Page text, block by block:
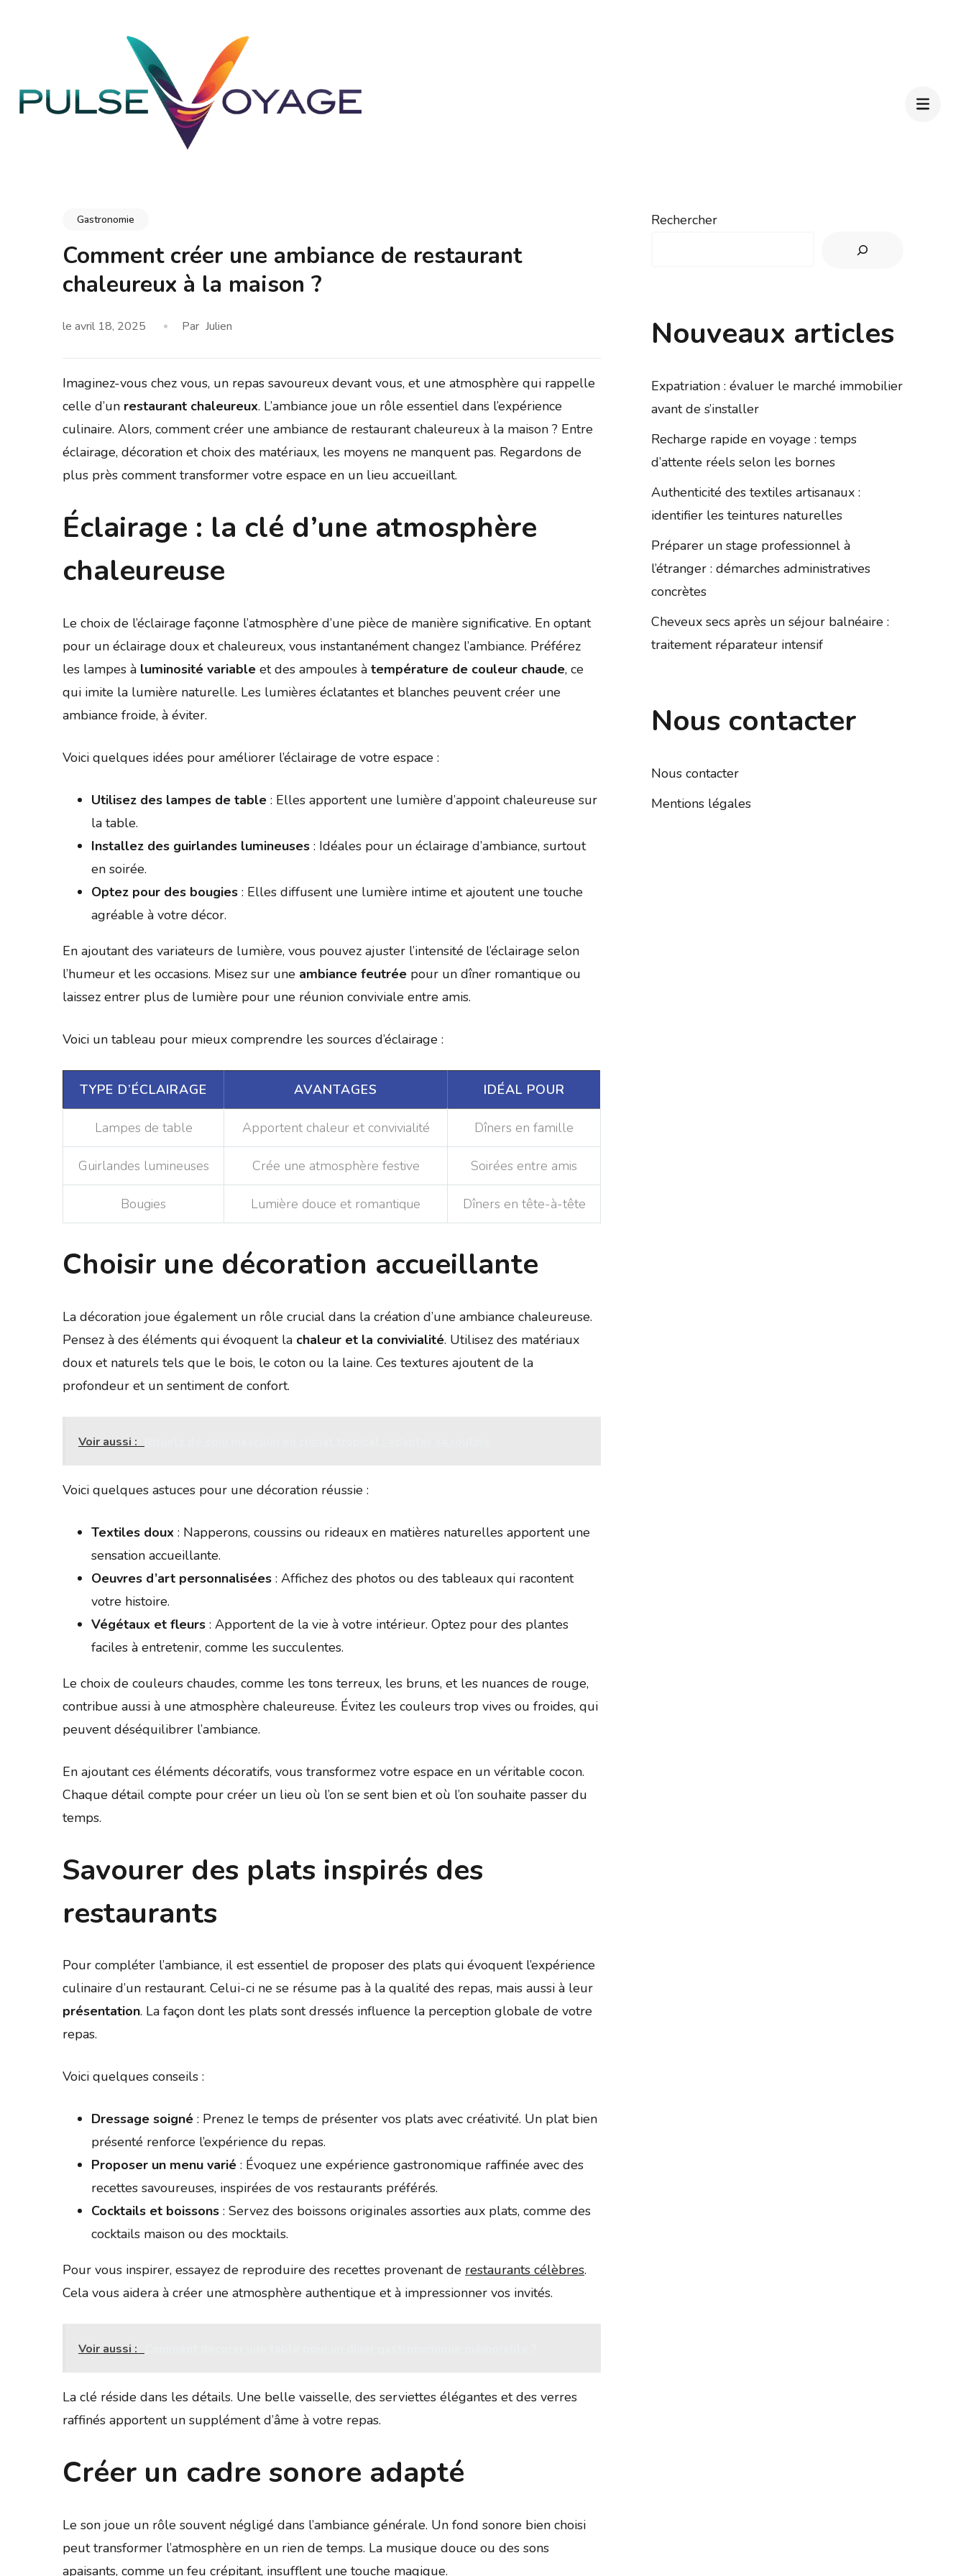
Entrée)
Gastronomie
Comment créer une ambiance de restaurant
chaleureux à la maison ?
le avril 18, 2025 Par Julien
Imaginez-vous chez vous, un repas savoureux devant vous, et une atmosphère qui rappelle
celle d’un restaurant chaleureux. L’ambiance joue un rôle essentiel dans l’expérience
culinaire. Alors, comment créer une ambiance de restaurant chaleureux à la maison ? Entre
éclairage, décoration et choix des matériaux, les moyens ne manquent pas. Regardons de
plus près comment transformer votre espace en un lieu accueillant.
Éclairage : la clé d’une atmosphère
chaleureuse
Le choix de l’éclairage façonne l’atmosphère d’une pièce de manière significative. En optant
pour un éclairage doux et chaleureux, vous instantanément changez l’ambiance. Préférez
les lampes à luminosité variable et des ampoules à température de couleur chaude, ce
qui imite la lumière naturelle. Les lumières éclatantes et blanches peuvent créer une
ambiance froide, à éviter.
Voici quelques idées pour améliorer l’éclairage de votre espace :
Utilisez des lampes de table : Elles apportent une lumière d’appoint chaleureuse sur
la table.
Installez des guirlandes lumineuses : Idéales pour un éclairage d’ambiance, surtout
en soirée.
Optez pour des bougies : Elles diffusent une lumière intime et ajoutent une touche
agréable à votre décor.
En ajoutant des variateurs de lumière, vous pouvez ajuster l’intensité de l’éclairage selon
l’humeur et les occasions. Misez sur une ambiance feutrée pour un dîner romantique ou
laissez entrer plus de lumière pour une réunion conviviale entre amis.
Voici un tableau pour mieux comprendre les sources d’éclairage :
TYPE D’ÉCLAIRAGE AVANTAGES IDÉAL POUR
Lampes de table Apportent chaleur et convivialité Dîners en famille
Guirlandes lumineuses Crée une atmosphère festive Soirées entre amis
Bougies Lumière douce et romantique Dîners en tête-à-tête
Choisir une décoration accueillante
La décoration joue également un rôle crucial dans la création d’une ambiance chaleureuse.
Pensez à des éléments qui évoquent la chaleur et la convivialité. Utilisez des matériaux
doux et naturels tels que le bois, le coton ou la laine. Ces textures ajoutent de la
profondeur et un sentiment de confort.
Voir aussi :
Voici quelques astuces pour une décoration réussie :
Textiles doux : Napperons, coussins ou rideaux en matières naturelles apportent une
sensation accueillante.
Oeuvres d’art personnalisées : Affichez des photos ou des tableaux qui racontent
votre histoire.
Végétaux et fleurs : Apportent de la vie à votre intérieur. Optez pour des plantes
faciles à entretenir, comme les succulentes.
Le choix de couleurs chaudes, comme les tons terreux, les bruns, et les nuances de rouge,
contribue aussi à une atmosphère chaleureuse. Évitez les couleurs trop vives ou froides, qui
peuvent déséquilibrer l’ambiance.
En ajoutant ces éléments décoratifs, vous transformez votre espace en un véritable cocon.
Chaque détail compte pour créer un lieu où l’on se sent bien et où l’on souhaite passer du
temps.
Savourer des plats inspirés des
restaurants
Pour compléter l’ambiance, il est essentiel de proposer des plats qui évoquent l’expérience
culinaire d’un restaurant. Celui-ci ne se résume pas à la qualité des repas, mais aussi à leur
présentation. La façon dont les plats sont dressés influence la perception globale de votre
repas.
Voici quelques conseils :
Dressage soigné : Prenez le temps de présenter vos plats avec créativité. Un plat bien
présenté renforce l’expérience du repas.
Proposer un menu varié : Évoquez une expérience gastronomique raffinée avec des
recettes savoureuses, inspirées de vos restaurants préférés.
Cocktails et boissons : Servez des boissons originales assorties aux plats, comme des
cocktails maison ou des mocktails.
Pour vous inspirer, essayez de reproduire des recettes provenant de restaurants célèbres.
Cela vous aidera à créer une atmosphère authentique et à impressionner vos invités.
Voir aussi :
La clé réside dans les détails. Une belle vaisselle, des serviettes élégantes et des verres
raffinés apportent un supplément d’âme à votre repas.
Créer un cadre sonore adapté
Le son joue un rôle souvent négligé dans l’ambiance générale. Un fond sonore bien choisi
peut transformer l’atmosphère en un rien de temps. La musique douce ou des sons
apaisants, comme un feu crépitant, insufflent une touche magique.
Rechercher
Nouveaux articles
Expatriation : évaluer le marché immobilier
avant de s’installer
Recharge rapide en voyage : temps
d’attente réels selon les bornes
Authenticité des textiles artisanaux :
identifier les teintures naturelles
Préparer un stage professionnel à
l’étranger : démarches administratives
concrètes
Cheveux secs après un séjour balnéaire :
traitement réparateur intensif
Nous contacter
Nous contacter
Mentions légales